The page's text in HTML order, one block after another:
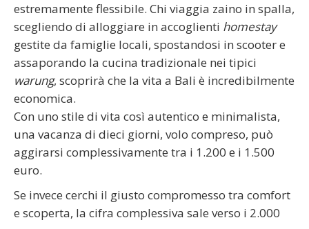
estremamente flessibile. Chi viaggia zaino in spalla,
scegliendo di alloggiare in accoglienti homestay
gestite da famiglie locali, spostandosi in scooter e
assaporando la cucina tradizionale nei tipici
warung, scoprirà che la vita a Bali è incredibilmente
economica.
Con uno stile di vita così autentico e minimalista,
una vacanza di dieci giorni, volo compreso, può
aggirarsi complessivamente tra i 1.200 e i 1.500
euro.
Se invece cerchi il giusto compromesso tra comfort
e scoperta, la cifra complessiva sale verso i 2.000